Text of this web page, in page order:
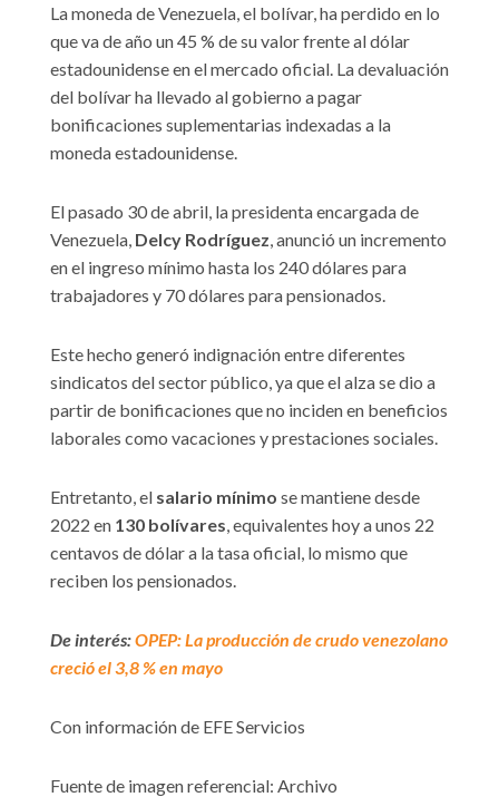
La moneda de Venezuela, el bolívar, ha perdido en lo
que va de año un 45 % de su valor frente al dólar
estadounidense en el mercado oficial. La devaluación
del bolívar ha llevado al gobierno a pagar
bonificaciones suplementarias indexadas a la
moneda estadounidense.
El pasado 30 de abril, la presidenta encargada de
Venezuela, Delcy Rodríguez, anunció un incremento
en el ingreso mínimo hasta los 240 dólares para
trabajadores y 70 dólares para pensionados.
Este hecho generó indignación entre diferentes
sindicatos del sector público, ya que el alza se dio a
partir de bonificaciones que no inciden en beneficios
laborales como vacaciones y prestaciones sociales.
Entretanto, el salario mínimo se mantiene desde
2022 en 130 bolívares, equivalentes hoy a unos 22
centavos de dólar a la tasa oficial, lo mismo que
reciben los pensionados.
De interés:OPEP: La producción de crudo venezolano
creció el 3,8 % en mayo
Con información de EFE Servicios
Fuente de imagen referencial: Archivo